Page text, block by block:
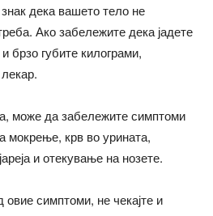
дека вашето тело не
Ако забележите дека јадете
брзо губите килограми,
може да забележите симптоми
мокрење, крв во урината,
и отекување на нозете.
овие симптоми, не чекајте и